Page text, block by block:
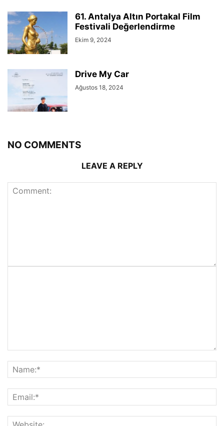
61. Antalya Altın Portakal Film
Festivali Değerlendirme
Ekim 9, 2024
Drive My Car
Ağustos 18, 2024
NO COMMENTS
LEAVE A REPLY